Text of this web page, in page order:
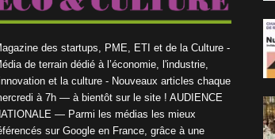
des startups, PME, ETI et de la Culture -
de terrain dédié à l’économie, l'industrie,
et la culture - Nouveaux articles chaque
à 7h — à bientôt sur le site ! AUDIENCE
— Parmi les médias les mieux
sur Google en France, grâce à une